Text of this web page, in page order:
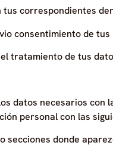
correspondientes
consentimiento de
tratamiento de tus
datos necesarios con
personal con las
secciones donde